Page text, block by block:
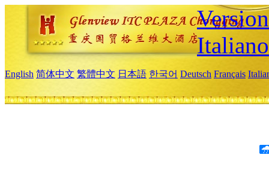
Italiano
English 简体中文 繁體中文 日本語 한국어 Deutsch Français